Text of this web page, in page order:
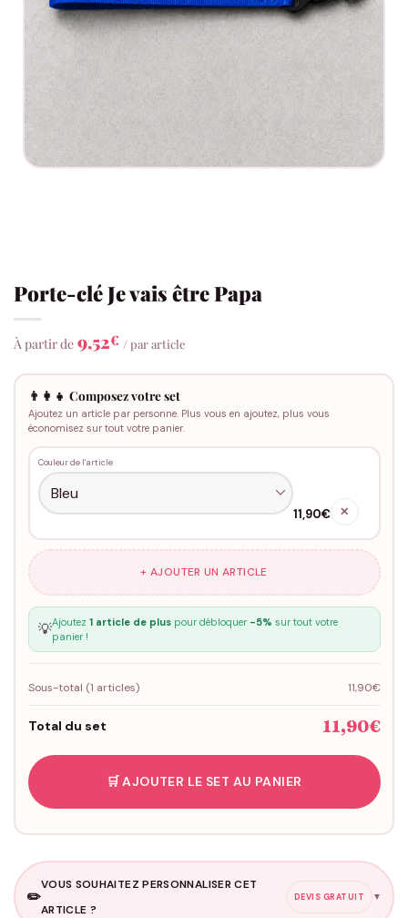
Porte-clé Je vais être Papa
À partir de 9,52€ / par article
👨‍👩‍👧 Composez votre set
Ajoutez un article par personne. Plus vous en ajoutez, plus vous
économisez sur tout votre panier.
Couleur de l'article
11,90€ ✕
+ AJOUTER UN ARTICLE
💡Ajoutez 1 article de pluspour débloquer -5% sur tout votre
panier !
Sous-total (1 articles) 11,90€
Total du set 11,90€
🛒 AJOUTER LE SET AU PANIER
✏️
VOUS SOUHAITEZ PERSONNALISER CET
ARTICLE ?
DEVIS GRATUIT ▼